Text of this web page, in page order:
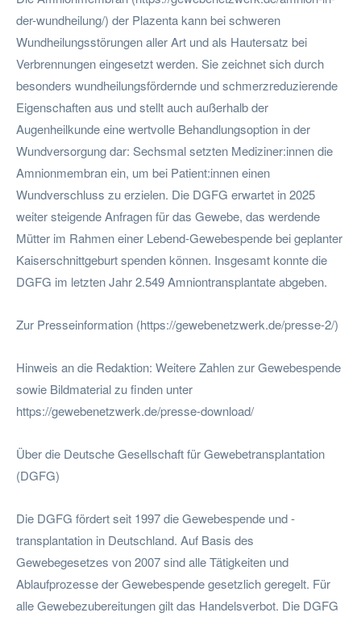
der-wundheilung/) der Plazenta kann bei schweren
Wundheilungsstörungen aller Art und als Hautersatz bei
Verbrennungen eingesetzt werden. Sie zeichnet sich durch
besonders wundheilungsfördernde und schmerzreduzierende
Eigenschaften aus und stellt auch außerhalb der
Augenheilkunde eine wertvolle Behandlungsoption in der
Wundversorgung dar: Sechsmal setzten Mediziner:innen die
Amnionmembran ein, um bei Patient:innen einen
Wundverschluss zu erzielen. Die DGFG erwartet in 2025
weiter steigende Anfragen für das Gewebe, das werdende
Mütter im Rahmen einer Lebend-Gewebespende bei geplanter
Kaiserschnittgeburt spenden können. Insgesamt konnte die
DGFG im letzten Jahr 2.549 Amniontransplantate abgeben.
Zur Presseinformation (https://gewebenetzwerk.de/presse-2/)
Hinweis an die Redaktion: Weitere Zahlen zur Gewebespende
sowie Bildmaterial zu finden unter
https://gewebenetzwerk.de/presse-download/
Über die Deutsche Gesellschaft für Gewebetransplantation
(DGFG)
Die DGFG fördert seit 1997 die Gewebespende und -
transplantation in Deutschland. Auf Basis des
Gewebegesetzes von 2007 sind alle Tätigkeiten und
Ablaufprozesse der Gewebespende gesetzlich geregelt. Für
alle Gewebezubereitungen gilt das Handelsverbot. Die DGFG